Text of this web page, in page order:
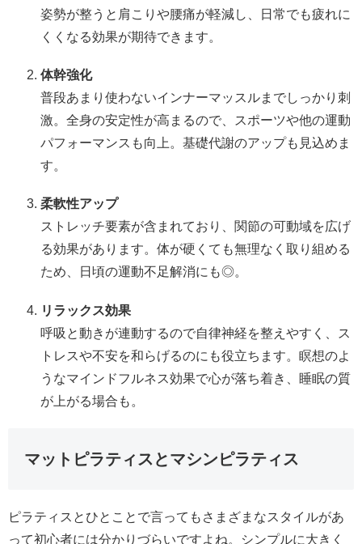
姿勢が整うと肩こりや腰痛が軽減し、日常でも疲れに
くくなる効果が期待できます。
体幹強化
普段あまり使わないインナーマッスルまでしっかり刺
激。全身の安定性が高まるので、スポーツや他の運動
パフォーマンスも向上。基礎代謝のアップも見込めま
す。
柔軟性アップ
ストレッチ要素が含まれており、関節の可動域を広げ
る効果があります。体が硬くても無理なく取り組める
ため、日頃の運動不足解消にも◎。
リラックス効果
呼吸と動きが連動するので自律神経を整えやすく、ス
トレスや不安を和らげるのにも役立ちます。瞑想のよ
うなマインドフルネス効果で心が落ち着き、睡眠の質
が上がる場合も。
マットピラティスとマシンピラティス
ピラティスとひとことで言ってもさまざまなスタイルがあ
って初心者には分かりづらいですよね。シンプルに大きく